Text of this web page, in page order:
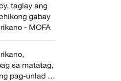
taglay ang
gabay
- MOFA
sa matatag,
pag-unlad ng